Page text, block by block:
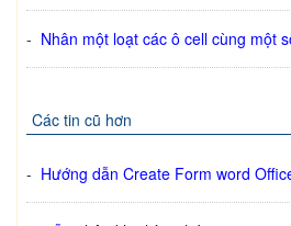
- Nhân một loạt các ô cell cùng một
Các tin cũ hơn
- Hướng dẫn Create Form word